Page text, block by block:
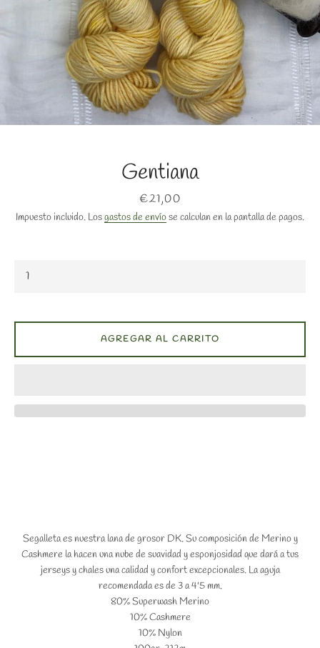
Gentiana
Precio
€21,00
Impuesto incluido. Losgastos de envíose calculan en la pantalla de pagos.
Segalleta es nuestra lana de grosor DK. Su composición de Merino y
Cashmere la hacen una nube de suavidad y esponjosidad que dará a tus
jerseys y chales una calidad y confort excepcionales. La aguja
recomendada es de 3 a 4'5 mm.
80% Superwash Merino
10% Cashmere
10% Nylon
AGREGAR AL CARRITO